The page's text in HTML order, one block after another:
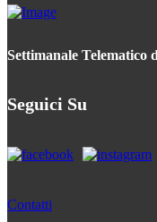
Settimanale Telematico
Seguici Su
Contatti